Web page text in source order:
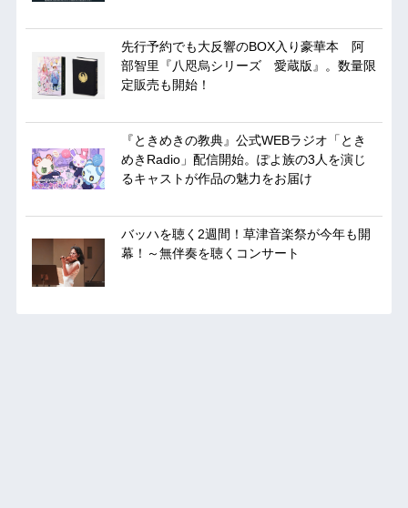
先行予約でも大反響のBOX入り豪華本 阿
部智里『八咫烏シリーズ 愛蔵版』。数量限
定販売も開始！
『ときめきの教典』公式WEBラジオ「とき
めきRadio」配信開始。ぽよ族の3人を演じ
るキャストが作品の魅力をお届け
バッハを聴く2週間！草津音楽祭が今年も開
幕！～無伴奏を聴くコンサート